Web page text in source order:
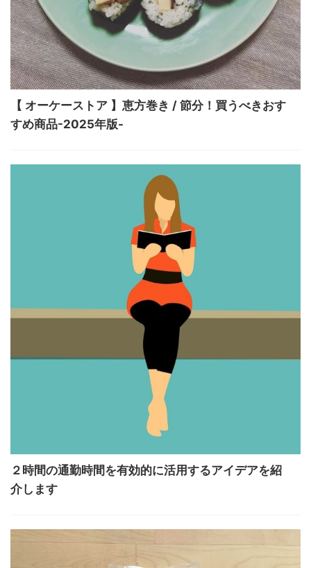
【 オーケーストア 】恵方巻き / 節分！買うべきおす
すめ商品-2025年版-
２時間の通勤時間を有効的に活用するアイデアを紹
介します